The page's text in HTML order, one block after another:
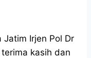
Jatim Irjen Pol Dr
kasih dan